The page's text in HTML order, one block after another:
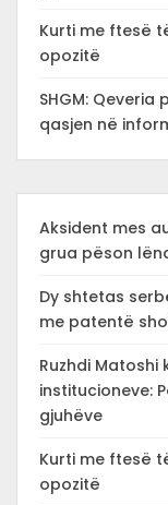
Kurti me ftesë
opozitë
SHGM:
qasjen në
Aksident mes
grua pëson
Dy shtetas
me patentë
Ruzhdi
institucioneve:
gjuhëve
Kurti me ftesë
opozitë